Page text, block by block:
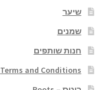
שיער
שמנים
חנות שותפים
Terms and Conditions